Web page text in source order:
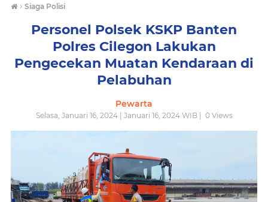
› Siaga Polisi
Personel Polsek KSKP Banten
Polres Cilegon Lakukan
Pengecekan Muatan Kendaraan di
Pelabuhan
Pewarta
Selasa, Januari 16, 2024 | Januari 16, 2024 WIB | 0Views